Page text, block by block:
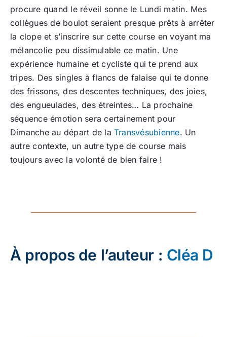
procure quand le réveil sonne le Lundi matin. Mes
collègues de boulot seraient presque prêts à arrêter
la clope et s’inscrire sur cette course en voyant ma
mélancolie peu dissimulable ce matin. Une
expérience humaine et cycliste qui te prend aux
tripes. Des singles à flancs de falaise qui te donne
des frissons, des descentes techniques, des joies,
des engueulades, des étreintes… La prochaine
séquence émotion sera certainement pour
Dimanche au départ de la Transvésubienne. Un
autre contexte, un autre type de course mais
toujours avec la volonté de bien faire !
À propos de l’auteur : Cléa D